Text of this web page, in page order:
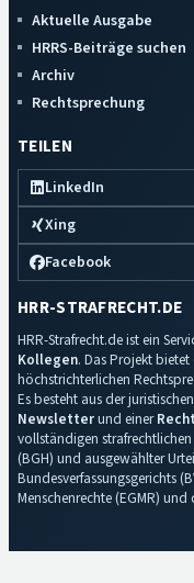
Aktuelle Ausgabe
HRRS-Beiträge suchen
Archiv
Rechtsprechung
TEILEN
LinkedIn
Xing
Facebook
HRR-STRAFRECHT.DE
HRR-Strafrecht.de ist ein
Kollegen. Das Projekt
höchstrichterlichen
Es besteht aus der
Newsletterund einer
vollständigen
(BGH) und ausgewählter
Bundesverfassungsgerichts
Menschenrechte (EGMR)